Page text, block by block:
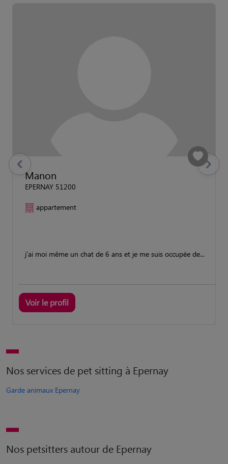
Manon
EPERNAY 51200
appartement
j'ai moi même un chat de 6 ans et je me suis occupée de...
Voir le profil
previous Suivant
Nos services de pet sitting à Epernay
Garde animaux Epernay
Nos petsitters autour de Epernay